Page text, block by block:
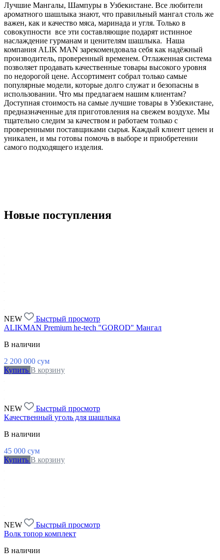
Лучшие Мангалы, Шампуры в Узбекистане. Все любители
ароматного шашлыка знают, что правильный мангал столь же
важен, как и качество мяса, маринада и угля. Только в
совокупности все эти составляющие подарят истинное
наслаждение гурманам и ценителям шашлыка. Наша
компания ALIK MAN зарекомендовала себя как надёжный
производитель, проверенный временем. Отлаженная система
позволяет продавать качественные товары высокого уровня
по недорогой цене. Ассортимент собрал только самые
популярные модели, которые долго служат и безопасны в
использовании. Что мы предлагаем нашим клиентам?
Доступная стоимость на самые лучшие товары в Узбекистане,
предназначенные для приготовления на свежем воздухе. Мы
тщательно следим за качеством и работаем только с
проверенными поставщиками сырья. Каждый клиент ценен и
уникален, и мы готовы помочь в выборе и приобретении
самого подходящего изделия.
Новые поступления
NEW
Быстрый просмотр
ALIKMAN Premium he-tech "GOROD" Мангал
В наличии
2 200 000 сум
Купить В корзину
NEW
Быстрый просмотр
Качественный уголь для шашлыка
В наличии
45 000 сум
Купить В корзину
NEW
Быстрый просмотр
Волк топор комплект
В наличии